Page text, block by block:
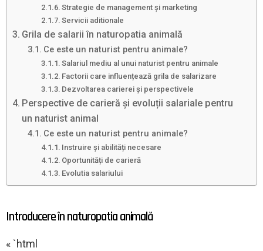
Strategie de management și marketing
Servicii aditionale
Grila de salarii în naturopatia animală
Ce este un naturist pentru animale?
Salariul mediu al unui naturist pentru animale
Factorii care influențează grila de salarizare
Dezvoltarea carierei și perspectivele
Perspective de carieră și evoluții salariale pentru
un naturist animal
Ce este un naturist pentru animale?
Instruire și abilități necesare
Oportunități de carieră
Evolutia salariului
Introducere în naturopatia animală
« `html